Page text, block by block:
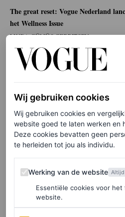
The great reset: Vogue Nederland
het Wellness Issue
LINDA GÜMÜS GERRITSEN
De meeste mensen
“Ik zou het heel nice vinden als
zangeres leren kennen. Maar
een paar jaar terug dat ik me
zin van het woord; zolang ik
nou met acteren, zingen of
allemaal blijven doen.”
Wij gebruiken cookies
Wij gebruiken cookies en
website goed te laten werken en
Deze cookies bevatten geen
te herleiden tot jou als individu.
Werking van de website
Werking van de website
Essentiële cookies voor
website.